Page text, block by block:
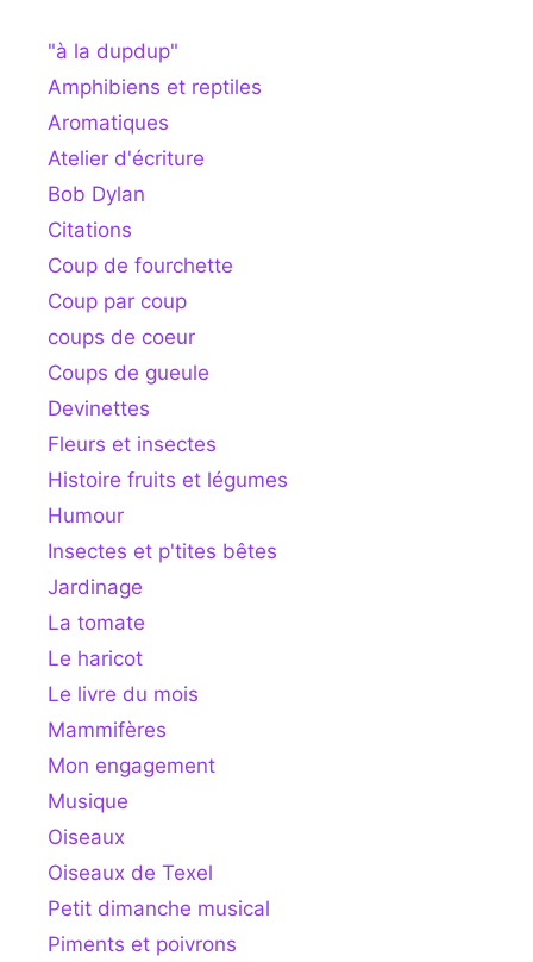
"à la dupdup"
Amphibiens et reptiles
Aromatiques
Atelier d'écriture
Bob Dylan
Citations
Coup de fourchette
Coup par coup
coups de coeur
Coups de gueule
Devinettes
Fleurs et insectes
Histoire fruits et légumes
Humour
Insectes et p'tites bêtes
Jardinage
La tomate
Le haricot
Le livre du mois
Mammifères
Mon engagement
Musique
Oiseaux
Oiseaux de Texel
Petit dimanche musical
Piments et poivrons